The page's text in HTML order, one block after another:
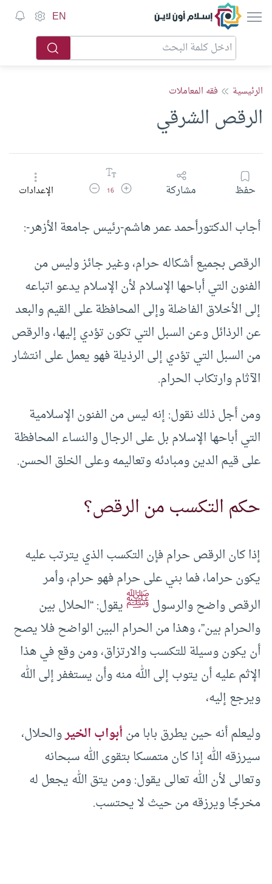
إسلام أون لاين EN
الرئيسية فقه المعاملات
الرقص الشرقي
حفظ مشاركة زيادة حجم الخط
16 تقليل حجم الخطالإعدادات
أجاب الدكتورأحمد عمر هاشم-رئيس جامعة الأزهر-:
الرقص بجميع أشكاله حرام، وغير جائز وليس من
الفنون التي أباحها الإسلام لأن الإسلام يدعو اتباعه
إلى الأخلاق الفاضلة وإلى المحافظة على القيم والبعد
عن الرذائل وعن السبل التي تكون تؤدي إليها، والرقص
من السبل التي تؤدي إلى الرذيلة فهو يعمل على انتشار
الآثام وارتكاب الحرام.
ومن أجل ذلك نقول: إنه ليس من الفنون الإسلامية
التي أباحها الإسلام بل على الرجال والنساء المحافظة
على قيم الدين ومبادئه وتعاليمه وعلى الخلق الحسن.
حكم التكسب من الرقص؟
إذا كان الرقص حرام فإن التكسب الذي يترتب عليه
يكون حراما، فما بني على حرام فهو حرام، وأمر
الرقص واضح والرسولﷺيقول: “الحلال بين
والحرام بين”، وهذا من الحرام البين الواضح فلا يصح
أن يكون وسيلة للتكسب والارتزاق، ومن وقع في هذا
الإثم عليه أن يتوب إلى الله منه وأن يستغفر إلى الله
ويرجع إليه،
وليعلم أنه حين يطرق بابا منأبواب الخيروالحلال،
سيرزقه الله إذا كان متمسكا بتقوى الله سبحانه
وتعالى لأن الله تعالى يقول: ومن يتق الله يجعل له
مخرجًا ويرزقه من حيث لا يحتسب.